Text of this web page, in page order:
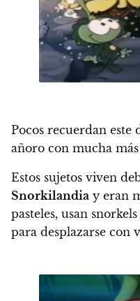
Pocos recuerdan este
añoro con mucha
Estos sujetos viven
Snorkilandia y eran
pasteles, usan
para desplazarse con